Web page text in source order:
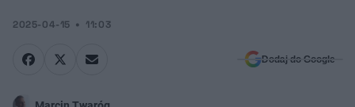
2025-04-15 11:03
Dodaj do Google